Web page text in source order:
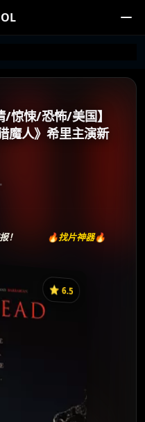
/惊悚/恐怖/美国】
魔人》希里主演新
！ 🔥找片神器🔥
⭐️ 6.5
袋头》
2023年